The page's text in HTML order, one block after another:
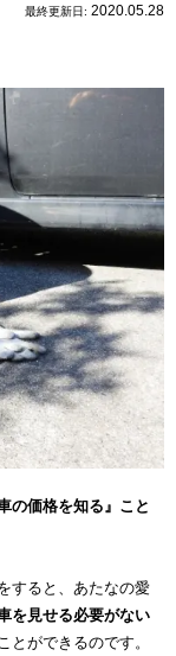
最終更新日: 2020.05.28
の価格を知る』こと
すると、あたなの愛
を見せる必要がない
とができるのです。